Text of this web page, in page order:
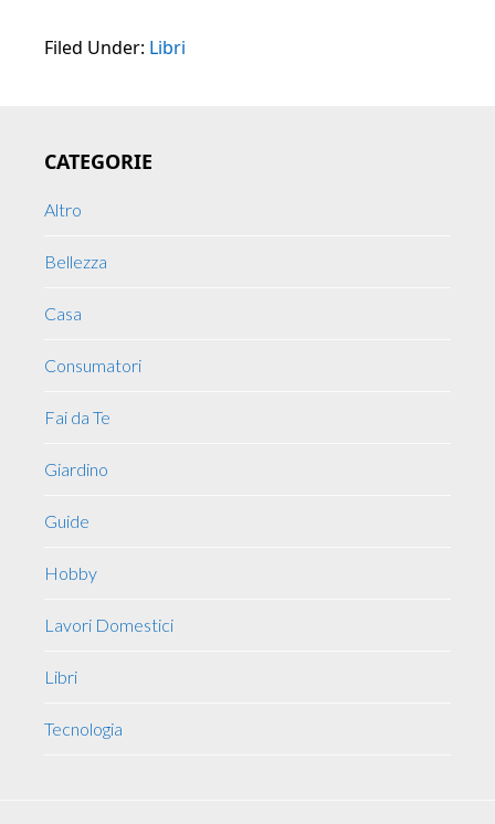
Filed Under: Libri
Sidebar
CATEGORIE
Altro
Bellezza
Casa
Consumatori
Fai da Te
Giardino
Guide
Hobby
Lavori Domestici
Libri
Tecnologia